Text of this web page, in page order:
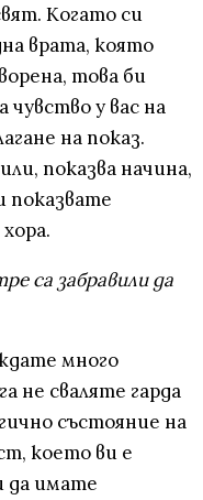
Когато си
врата, която
това би
чувство у вас на
на показ.
показва начина,
показвате
са забравили да
много
не сваляте гарда
състояние на
което ви е
да имате